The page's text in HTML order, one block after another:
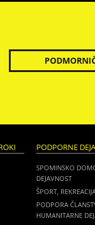
PODPORNE
SPOMINSKO
DEJAVNOST
ŠPORT,
PODPORA
HUMANITARNE